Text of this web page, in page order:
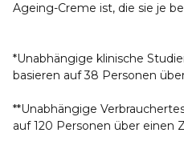
Ageing-Creme ist, die sie je
*Unabhängige klinische
basieren auf 38 Personen
**Unabhängige
auf 120 Personen über einen